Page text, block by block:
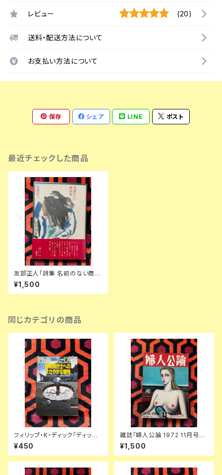
レビュー (20)
送料・配送方法について
お支払い方法について
保存 シェア LINE ポスト
最近チェックした商品
友部正人「詩集 名前のない商店
街」 初版 帯付き 装幀:田辺輝男
思潮社 URC
¥1,500
同じカテゴリの商品
フィリップ・K・ディック「ディック
傑作集② 時間飛行士へのささ
やかな贈物」浅倉久志・他訳 ハ
ヤカワSF文庫 早川書房
¥450
雑誌「婦人公論 1972 11月号」
表紙:金子國義 中央公論社 澁澤
龍彦 ダリ 後藤明生 倉橋由美子
中野良子
¥1,500